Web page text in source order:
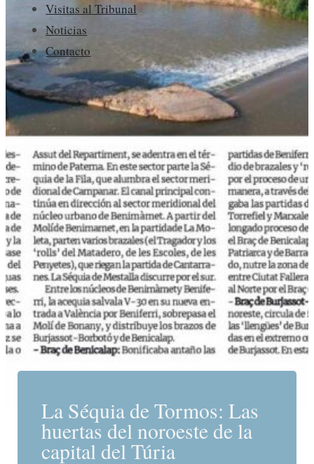
Visitas al Tribunal
Noticias
Contacto
La Séquia de Tormos: Las
huertas del noroeste de la
capital del Túria